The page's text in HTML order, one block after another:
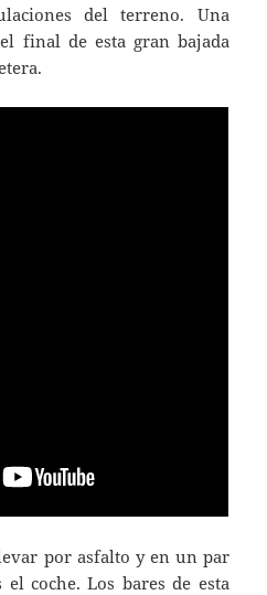
del terreno. Una
final de esta gran bajada
por asfalto y en un par
coche. Los bares de esta